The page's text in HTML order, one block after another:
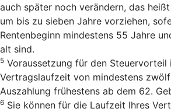
auch später noch verändern, das
um bis zu sieben Jahre vorziehen,
Rentenbeginn mindestens 55 Jahre
alt sind.
5 Voraussetzung für den Steuervorteil
Vertragslaufzeit von mindestens
Auszahlung frühestens ab dem 62.
6 Sie können für die Laufzeit Ihres